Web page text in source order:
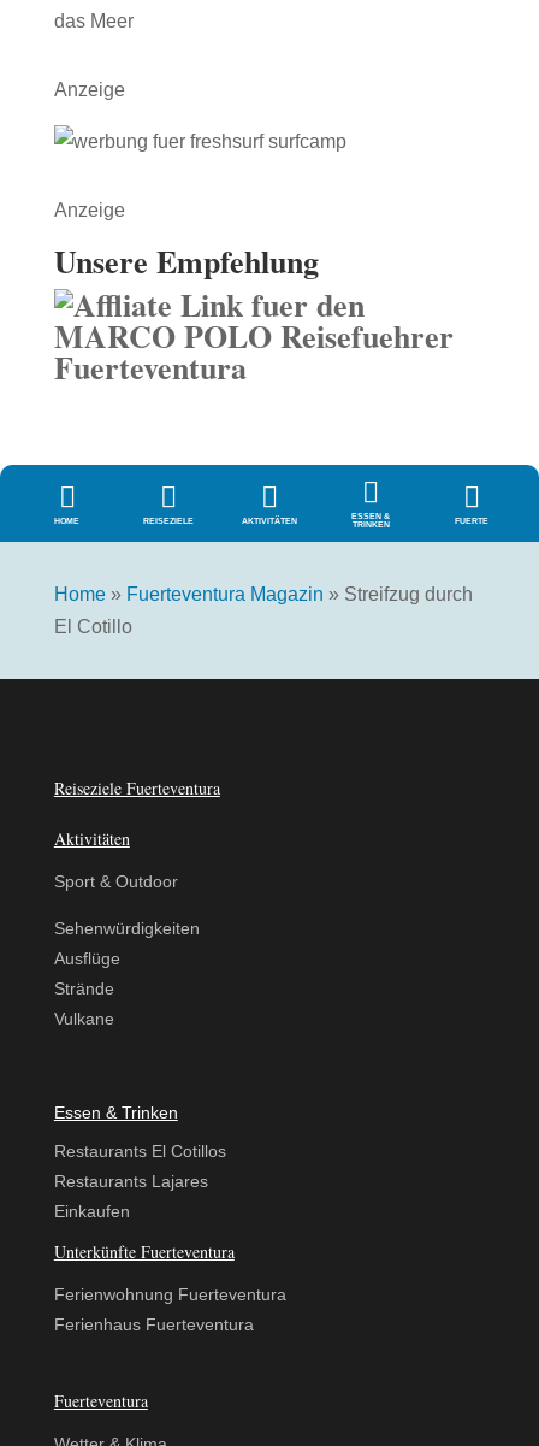
das Meer
Anzeige
Anzeige
Unsere Empfehlung

HOME

REISEZIELE

AKTIVITÄTEN

ESSEN &
TRINKEN

FUERTE
Home» Fuerteventura Magazin » Streifzug durch
El Cotillo
Reiseziele Fuerteventura
Aktivitäten
Sport & Outdoor
Sehenwürdigkeiten
Ausflüge
Strände
Vulkane
Essen & Trinken
Restaurants El Cotillos
Restaurants Lajares
Einkaufen
Unterkünfte Fuerteventura
Ferienwohnung Fuerteventura
Ferienhaus Fuerteventura
Fuerteventura